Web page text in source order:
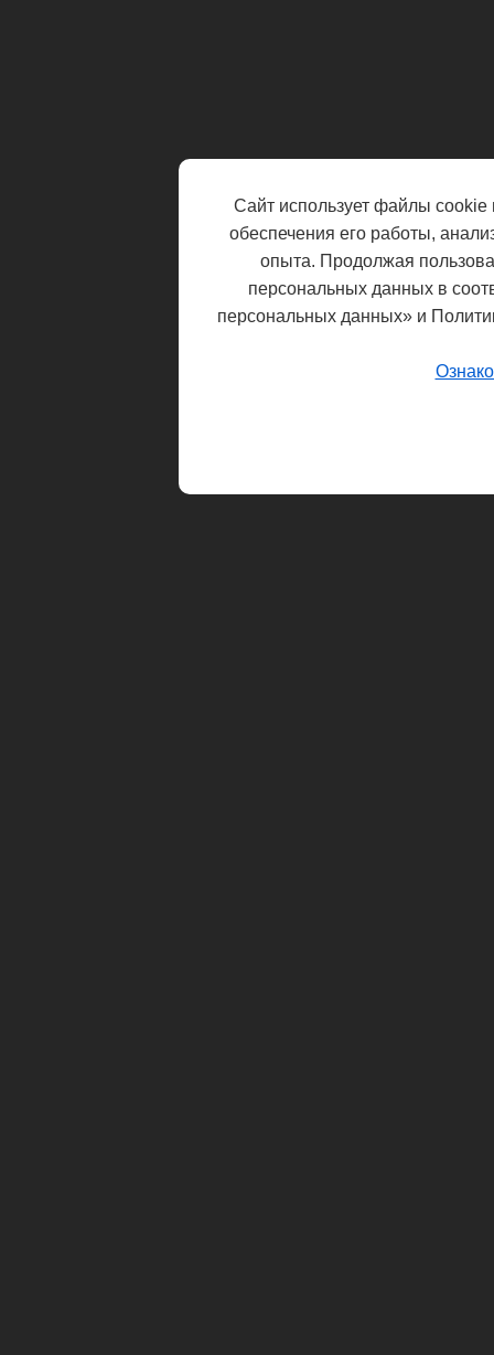
Сайт использует файлы cookie
обеспечения его работы,
опыта. Продолжая
персональных данных в
персональных данных» и